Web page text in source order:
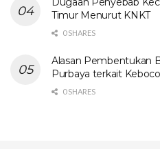
Timur Menurut KNKT
0 SHARES
Alasan Pembentukan
Purbaya terkait
0 SHARES